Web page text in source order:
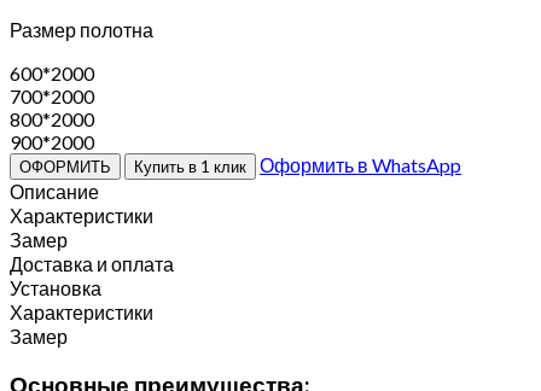
Размер полотна
600*2000
700*2000
800*2000
900*2000
ОФОРМИТЬ Купить в 1 клик
Оформить в WhatsApp
Описание
Характеристики
Замер
Доставка и оплата
Установка
Характеристики
Замер
Основные преимущества: